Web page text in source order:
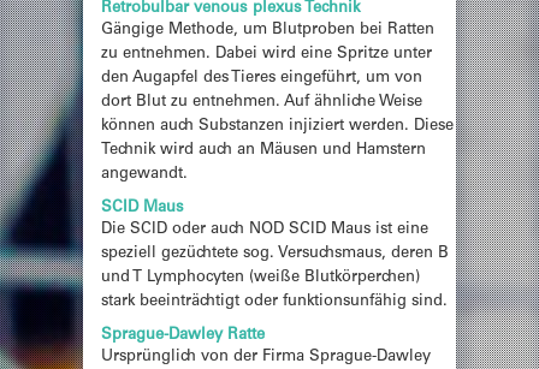
Retrobulbar venous plexus Technik
Gängige Methode, um Blutproben bei Ratten
zu entnehmen. Dabei wird eine Spritze unter
den Augapfel des Tieres eingeführt, um von
dort Blut zu entnehmen. Auf ähnliche Weise
können auch Substanzen injiziert werden. Diese
Technik wird auch an Mäusen und Hamstern
angewandt.
SCID Maus
Die SCID oder auch NOD SCID Maus ist eine
speziell gezüchtete sog. Versuchsmaus, deren B
und T Lymphocyten (weiße Blutkörperchen)
stark beeinträchtigt oder funktionsunfähig sind.
Sprague-Dawley Ratte
Ursprünglich von der Firma Sprague-Dawley